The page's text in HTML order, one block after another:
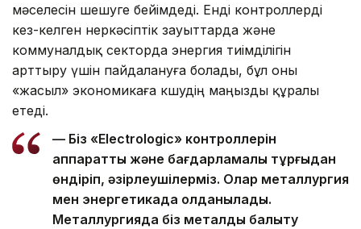
мәселесін шешуге бейімдеді. Енді контроллерді
кез-келген өнеркәсіптік зауыттарда және
коммуналдық секторда энергия тиімділігін
арттыру үшін пайдалануға болады, бұл оны
«жасыл» экономикаға көшудің маңызды құралы
етеді.
— Біз «Electrologic» контроллерін
аппараттық және бағдарламалық тұрғыдан
өндіріп, әзірлеушілерміз. Олар металлургия
мен энергетикада қолданылады.
Металлургияда біз металды балқыту